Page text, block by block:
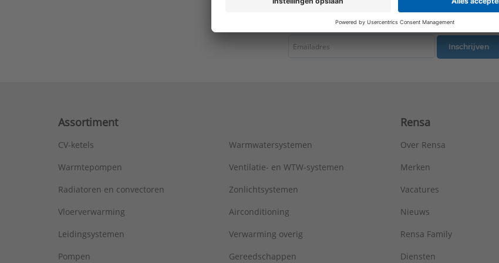
RAL-nummer (vergelijkbaar):
IK00
Uitvoering oppervlakte: Glanzend
A642E
Inschrijven
Assortiment
CV-ketels
Warmtepompen
Radiatoren en convectoren
Vloerverwarming
Leidingsystemen
Pompen
Warmwatersystemen
Ventilatie- en WTW-systemen
Zonlichtsystemen
Airconditioning
Verwarming overig
Gereedschappen
Rensa
Over Rensa
Merken
Vacatures
Nieuws
Rensa Family
Diensten